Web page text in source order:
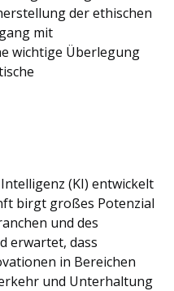
der ethischen
mit
wichtige Überlegung
(KI) entwickelt
birgt großes Potenzial
und des
erwartet, dass
in Bereichen
und Unterhaltung